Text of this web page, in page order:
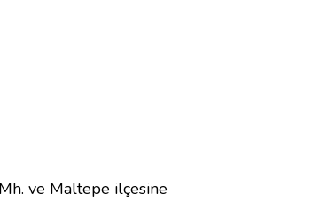
ve Maltepe ilçesine